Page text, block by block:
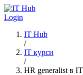
Перейти до основного
Login
IT Hub
/
IT курси
/
HR generalist в IT